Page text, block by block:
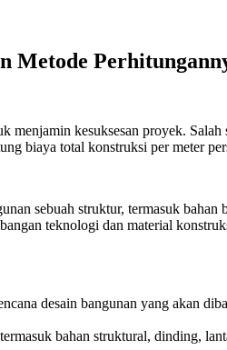
Metode
kesuksesan proyek.
biaya total konstruksi per meter
sebuah struktur, termasuk
teknologi dan material
desain bangunan yang akan
bahan struktural, dinding,